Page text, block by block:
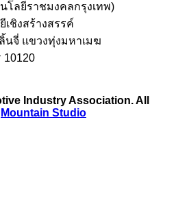
โลยีราชมงคลกรุงเทพ)
ชิงสร้างสรรค์
นจี่ แขวงทุ่งมหาเมฆ
10120
Industry Association. All
Mountain Studio